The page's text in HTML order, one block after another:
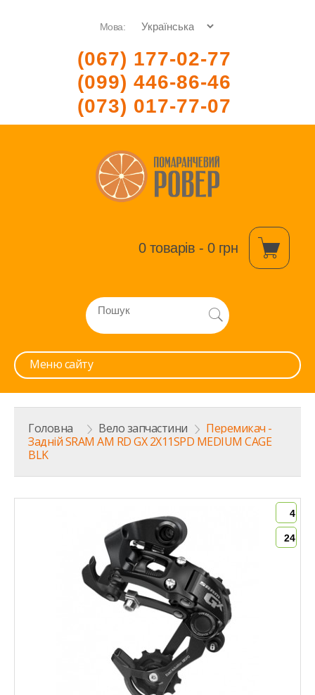
Мова:
(067) 177-02-77
(099) 446-86-46
(073) 017-77-07
0 товарів - 0 грн
Меню сайту
Головна > Вело запчастини > Перемикач -
Задній SRAM AM RD GX 2X11SPD MEDIUM CAGE
BLK
4
24